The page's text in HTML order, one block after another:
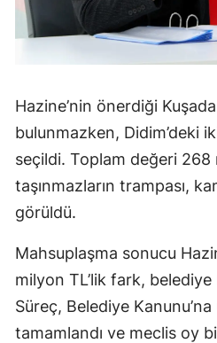
Hazine’nin önerdiği
bulunmazken, Didim’deki
seçildi. Toplam değeri 268
taşınmazların trampası,
görüldü.
Mahsuplaşma sonucu
milyon TL’lik fark,
Süreç, Belediye
tamamlandı ve meclis oy